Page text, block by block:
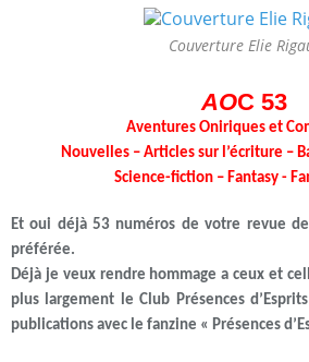
Couverture Elie
AOC 53
Aventures Oniriques et
Nouvelles – Articles sur l’écriture –
Science-fiction – Fantasy -
Et oui déjà 53 numéros de votre revue
préférée.
Déjà je veux rendre hommage a ceux et
plus largement le Club Présences
publications avec le fanzine « Présences